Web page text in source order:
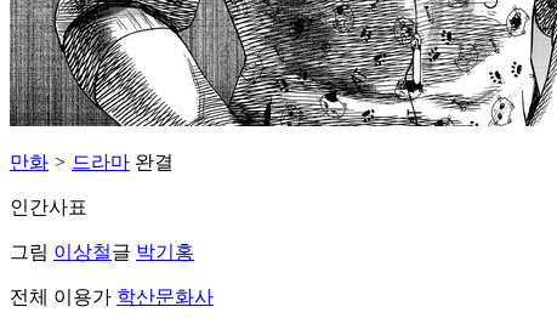
만화 > 드라마 완결
인간사표
그림 이상철글 박기홍
전체 이용가 학산문화사